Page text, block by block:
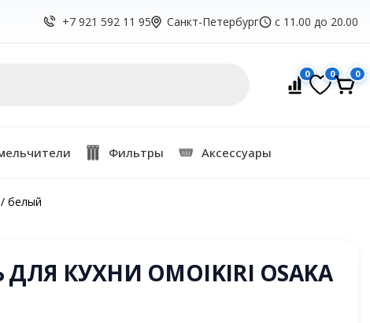
+7 921 592 11 95 Санкт-Петербург с 11.00 до 20.00
0 0 0
Фильтры Аксессуары
белый
КУХНИ OMOIKIRI OSAKA